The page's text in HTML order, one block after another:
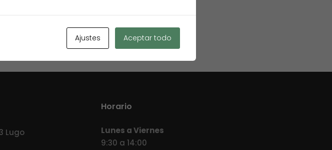
Lugo
Horario
Lunes a Viernes
9:30 a 14:00
Ajustes Aceptar todo